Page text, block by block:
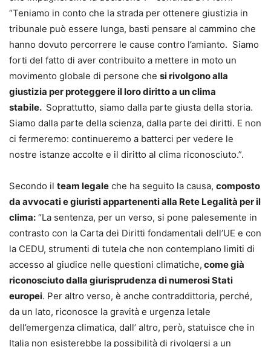
“Teniamo in conto che la strada per ottenere giustizia in
tribunale può essere lunga, basti pensare al cammino che
hanno dovuto percorrere le cause contro l’amianto. Siamo
forti del fatto di aver contribuito a mettere in moto un
movimento globale di persone che si rivolgono alla
giustizia per proteggere il loro diritto a un clima
stabile. Soprattutto, siamo dalla parte giusta della storia.
Siamo dalla parte della scienza, dalla parte dei diritti. E non
ci fermeremo: continueremo a batterci per vedere le
nostre istanze accolte e il diritto al clima riconosciuto.”.
Secondo il team legale che ha seguito la causa, composto
da avvocati e giuristi appartenenti alla Rete Legalità per il
clima: “La sentenza, per un verso, si pone palesemente in
contrasto con la Carta dei Diritti fondamentali dell’UE e con
la CEDU, strumenti di tutela che non contemplano limiti di
accesso al giudice nelle questioni climatiche, come già
riconosciuto dalla giurisprudenza di numerosi Stati
europei. Per altro verso, è anche contraddittoria, perché,
da un lato, riconosce la gravità e urgenza letale
dell’emergenza climatica, dall’ altro, però, statuisce che in
Italia non esisterebbe la possibilità di rivolgersi a un